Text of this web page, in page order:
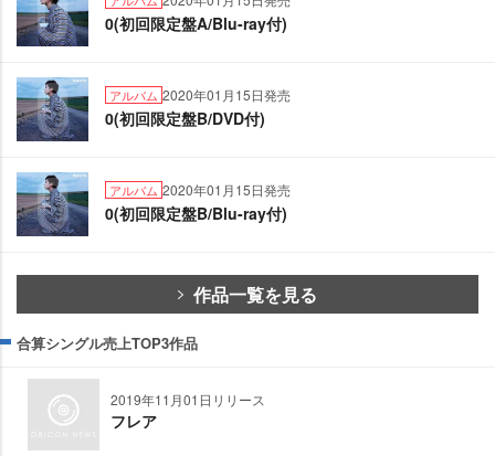
0(初回限定盤A/Blu-ray付)
アルバム 2020年01月15日発売
0(初回限定盤B/DVD付)
アルバム 2020年01月15日発売
0(初回限定盤B/Blu-ray付)
作品一覧を見る
合算シングル売上TOP3作品
2019年11月01日リリース
フレア